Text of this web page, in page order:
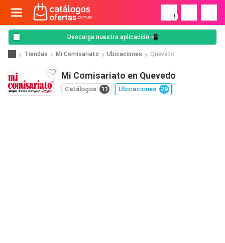
!
Descarga nuestra aplicación 📲
Tiendas Mi Comisariato Ubicaciones Quevedo
Mi Comisariato en Quevedo
Catálogos 11 Ubicaciones 29